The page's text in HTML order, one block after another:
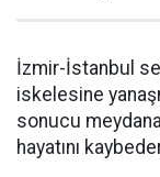
İzmir-İstanbul
iskelesine
sonucu
hayatını